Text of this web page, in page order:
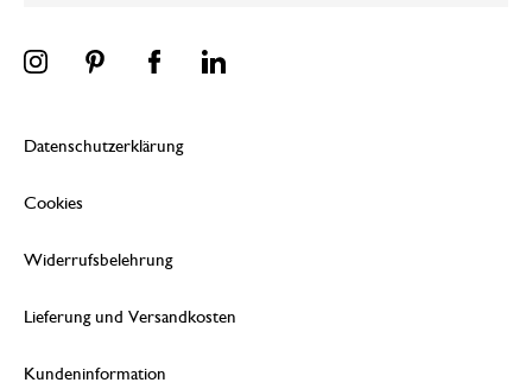
Datenschutzerklärung
Cookies
Widerrufsbelehrung
Lieferung und Versandkosten
Kundeninformation